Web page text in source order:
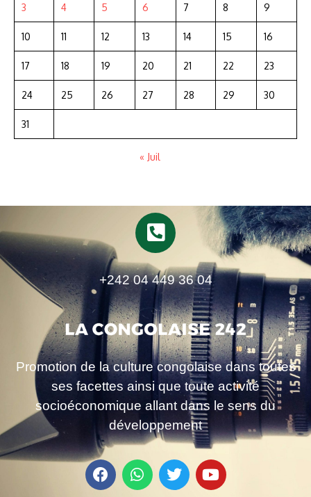
3 4 5 6 7 8 9
10 11 12 13 14 15 16
17 18 19 20 21 22 23
24 25 26 27 28 29 30
31
« Juil
+242 04 449 36 04
Promotion de la culture congolaise dans toutes
ses facettes ainsi que toute activité
socioéconomique allant dans le sens du
développement